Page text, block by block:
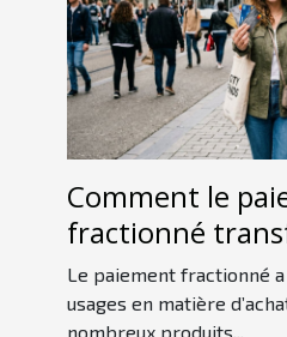
Comment le
fractionné
habitudes de
Le paiement fractionné
usages en matière
nombreux produits...